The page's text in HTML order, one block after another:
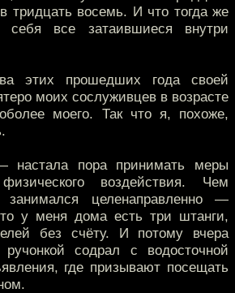
восемь. И что тогда же
себя все затаившиеся внутри
этих прошедших года своей
моих сослуживцев в возрасте
моего. Так что я, похоже,
настала пора принимать меры
физического воздействия. Чем
целенаправленно —
у меня дома есть три штанги,
без счёту. И потому вчера
содрал с водосточной
где призывают посещать